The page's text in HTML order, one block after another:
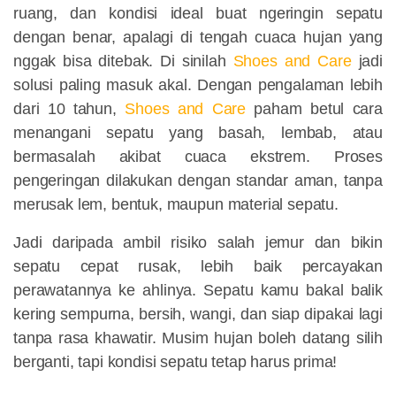
ruang, dan kondisi ideal buat ngeringin sepatu
dengan benar, apalagi di tengah cuaca hujan yang
nggak bisa ditebak. Di sinilah Shoes and Carejadi
solusi paling masuk akal. Dengan pengalaman lebih
dari 10 tahun, Shoes and Care paham betul cara
menangani sepatu yang basah, lembab, atau
bermasalah akibat cuaca ekstrem. Proses
pengeringan dilakukan dengan standar aman, tanpa
merusak lem, bentuk, maupun material sepatu.
Jadi daripada ambil risiko salah jemur dan bikin
sepatu cepat rusak, lebih baik percayakan
perawatannya ke ahlinya. Sepatu kamu bakal balik
kering sempurna, bersih, wangi, dan siap dipakai lagi
tanpa rasa khawatir. Musim hujan boleh datang silih
berganti, tapi kondisi sepatu tetap harus prima!